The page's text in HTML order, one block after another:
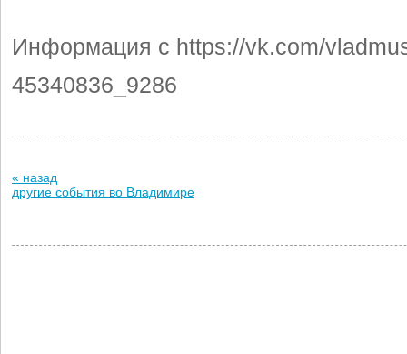
Информация с https://vk.com/
45340836_9286
« назад
другие события во Владимире